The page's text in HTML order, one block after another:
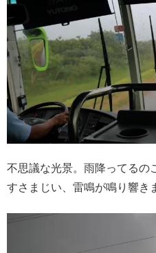
不思議な光景。雨降ってるの
すさまじい、雷鳴が鳴り響き